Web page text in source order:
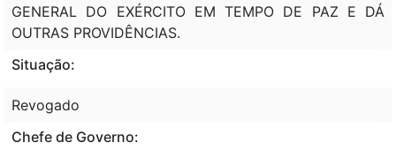
GENERAL DO EXÉRCITO EM TEMPO DE PAZ E DÁ
OUTRAS PROVIDÊNCIAS.
Situação:
Revogado
Chefe de Governo: